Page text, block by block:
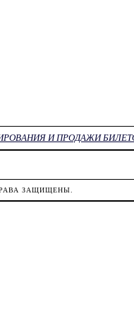
И ПРОДАЖИ
ЗАЩИЩЕНЫ.